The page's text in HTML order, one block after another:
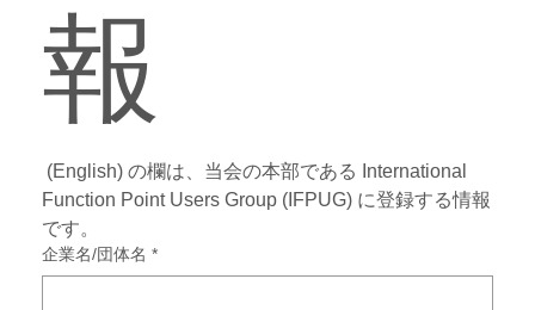
報
(English) の欄は、当会の本部である International
Function Point Users Group (IFPUG) に登録する情報
です。
企業名/団体名 *